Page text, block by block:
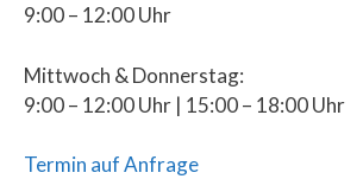
9:00 – 12:00 Uhr
Mittwoch & Donnerstag:
9:00 – 12:00 Uhr | 15:00 – 18:00 Uhr
Termin auf Anfrage